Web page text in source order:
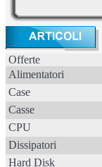
Offerte
Alimentatori
Case
Casse
CPU
Dissipatori
Hard Disk